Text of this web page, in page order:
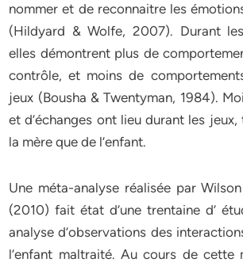
nommer et de reconnaitre les
(Hildyard & Wolfe, 2007). Durant
elles démontrent plus de
contrôle, et moins de
jeux (Bousha & Twentyman, 1984).
et d’échanges ont lieu durant les
la mère que de l’enfant.
Une méta-analyse réalisée par
(2010) fait état d’une trentaine d’
analyse d’observations des
l’enfant maltraité. Au cours de cette